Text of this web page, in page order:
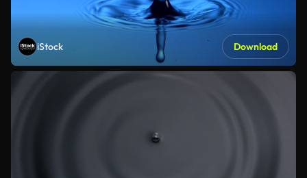
iStock Download